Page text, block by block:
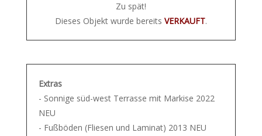
Zu spät!
Dieses Objekt wurde bereits VERKAUFT.
Extras
- Sonnige süd-west Terrasse mit Markise 2022
NEU
- Fußböden (Fliesen und Laminat) 2013 NEU